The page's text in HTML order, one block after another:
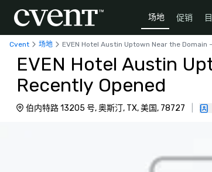
场地 促销
Cvent 场地 EVEN Hotel Austin Uptown Near the Domain
EVEN Hotel Austin
Recently Opened
伯内特路 13205 号, 奥斯汀, TX, 美国, 78727